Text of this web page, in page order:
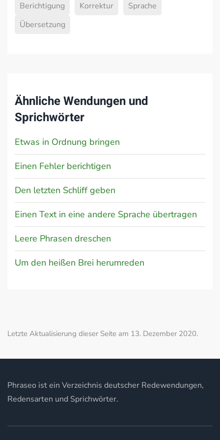
Berichtigung Korrektur
Sprache
Übersetzung
Ähnliche Wendungen und
Sprichwörter
Etwas in Ordnung bringen
Einen Fehler berichtigen
Den letzten Schliff geben
Einen Text in eine andere Sprache übertragen
Leere Phrasen dreschen
Um den heißen Brei herumreden
Letzte Aktualisierung dieser Seite am 13. Dezember 2020.
Phraseo ist ein Verzeichnis deutscher Redewendungen,
Redensarten und Sprichwörter.